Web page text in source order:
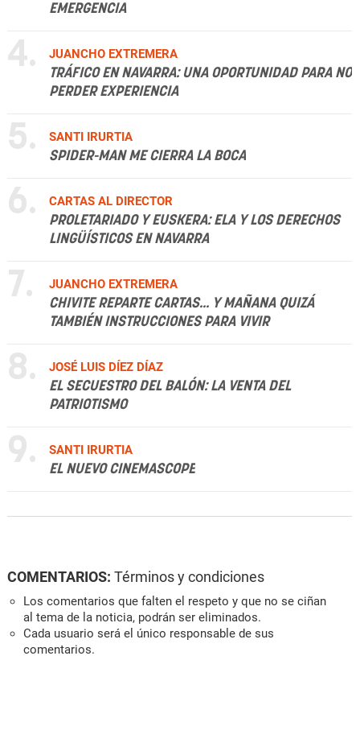
EMERGENCIA
4.
JUANCHO EXTREMERA
TRÁFICO EN NAVARRA: UNA OPORTUNIDAD PARA NO
PERDER EXPERIENCIA
5.
SANTI IRURTIA
SPIDER-MAN ME CIERRA LA BOCA
6.
CARTAS AL DIRECTOR
PROLETARIADO Y EUSKERA: ELA Y LOS DERECHOS
LINGÜÍSTICOS EN NAVARRA
7.
JUANCHO EXTREMERA
CHIVITE REPARTE CARTAS... Y MAÑANA QUIZÁ
TAMBIÉN INSTRUCCIONES PARA VIVIR
8.
JOSÉ LUIS DÍEZ DÍAZ
EL SECUESTRO DEL BALÓN: LA VENTA DEL
PATRIOTISMO
9.
SANTI IRURTIA
EL NUEVO CINEMASCOPE
COMENTARIOS: Términos y condiciones
Los comentarios que falten el respeto y que no se ciñan
al tema de la noticia, podrán ser eliminados.
Cada usuario será el único responsable de sus
comentarios.